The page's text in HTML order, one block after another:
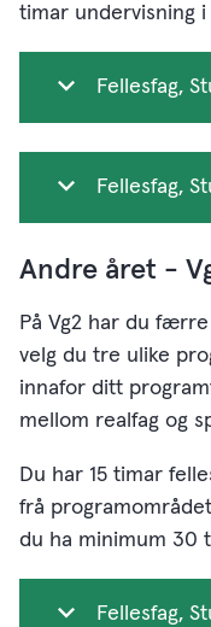
timar undervisning i
Fellesfag,
Fellesfag,
Andre året -
På Vg2 har du
velg du tre ulike
innafor ditt
mellom realfag og
Du har 15 timar
frå
du ha minimum 30
Fellesfag,